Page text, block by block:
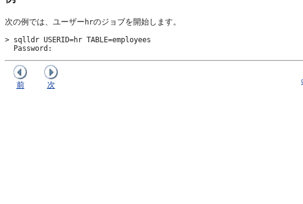
次の例では、ユーザー hrのジョブを開始します。
> sqlldr USERID=hr TABLE=employees
  Password:
前 次